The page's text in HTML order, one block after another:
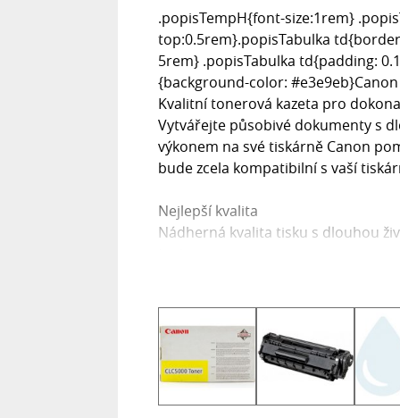
.popisTempH{font-size:1rem}
top:0.5rem}.popisTabulka
5rem} .popisTabulka td{padding:
{background-color:
Kvalitní tonerová kazeta pro
Vytvářejte působivé dokumenty s
výkonem na své tiskárně Canon
bude zcela kompatibilní s vaší
Nejlepší kvalita
Nádherná kvalita tisku s dlouhou
Originální toner 6604A002 od
spolehlivá a rychlá.
Bezproblémová konzistence
Konzistentní kvalita a